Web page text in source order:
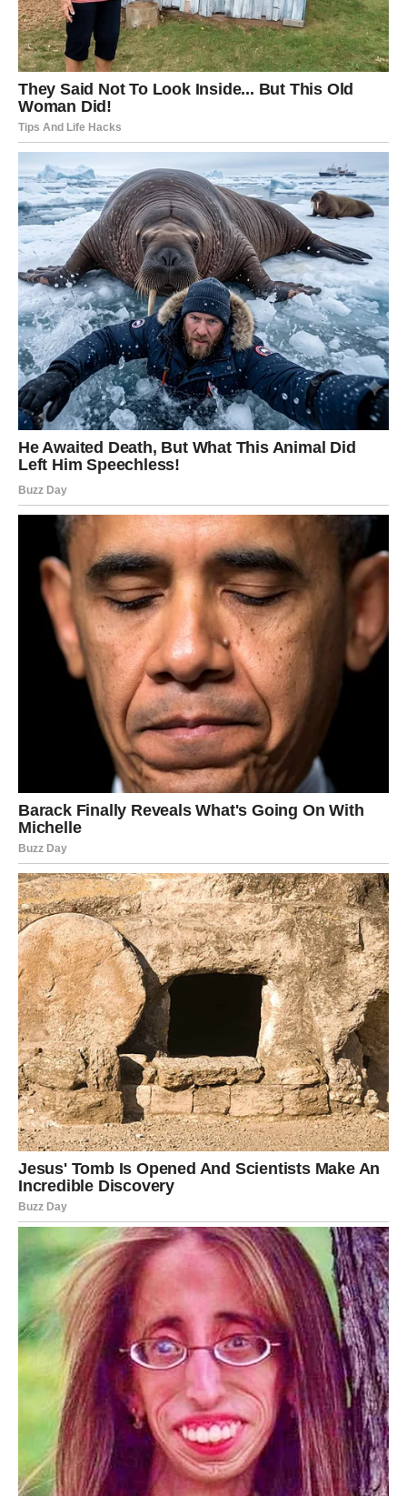
Preventivne Mjere i Podrška Žrtvama
Uloga prevencije je ključna u borbi protiv nasilja u porodici. To
uključuje edukaciju o prepoznavanju znakova nasilja, pružanje
resursa za žrtve i stvaranje sigurnih prostora za one koji traže
pomoć.Organizacije koje se bave zaštitom žena i dece
moraju imati podršku društva i vlasti kako bi mogle efikasno
raditi na terenu. Također, važna je i osveta javnosti na ovakve
tragične događaje. Moramo stvoriti kulturu u kojoj se nasilje ne
tolerira, a žrtve se ne srame da potraže pomoć.U mnogim
slučajevima, žrtve nasilja se suočavaju s dodatnom
stigmatizacijom, što ih može sprečiti u traženju pomoći. Samo
kroz otvoreni dijalog i podršku možemo pomoći žrtvama da se
oslobode okova nasilja.
Zaključak: Borba protiv Nasilja mora biti
Prioritet
Tragična sudbina Ivane i Kaće prikazuje stvarnost s kojom se
mnoge žene suočavaju u svakodnevnom životu. Ova priča
nas podseća na važnost osnaživanja žrtava, pružanja pravne i
emocionalne podrške, kao i na potrebu za promenom
društvenih normi koje omogućavaju nasilje.Pravi put ka
promenama leži u kolektivnoj svesti i angažmanu, jer svako
od nas može igrati ulogu u stvaranju sigurnijeg okruženja za
Podizanje svesti o problemu nasilja u porodici, edukacija
mladih o zdravim vezama i podrška onima koji su preživeli
nasilje ključni su koraci u stvaranju zajednice koja se ne boji
da se suoči s ovim teškim temama.